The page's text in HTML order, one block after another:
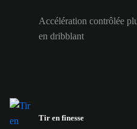
Accélération contrôlée
en dribblant
Tir en finesse